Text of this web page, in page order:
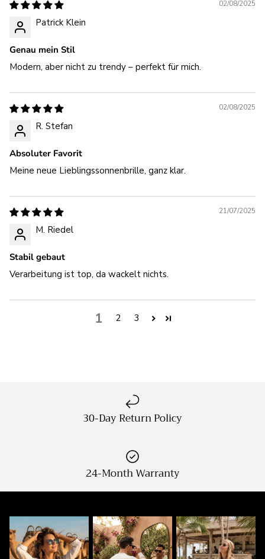
02/08/2025
Patrick Klein
Genau mein Stil
Modern, aber nicht zu trendy – perfekt für mich.
02/08/2025
R. Stefan
Absoluter Favorit
Meine neue Lieblingssonnenbrille, ganz klar.
21/07/2025
M. Riedel
Stabil gebaut
Verarbeitung ist top, da wackelt nichts.
1 2 3
30-Day Return Policy
24-Month Warranty